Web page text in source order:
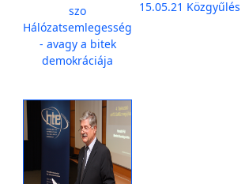
szo
Hálózatsemlegesség
- avagy a bitek
demokráciája
15.05.21 Közgyűlés